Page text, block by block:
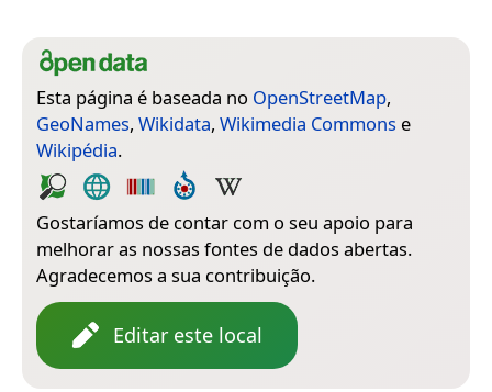
Esta página é baseada no OpenStreetMap,
GeoNames, Wikidata, Wikimedia Commons e
Wikipédia.
Gostaríamos de contar com o seu apoio para
melhorar as nossas fontes de dados abertas.
Agradecemos a sua contribuição.
Editar este local